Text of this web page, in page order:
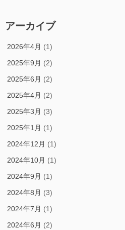
アーカイブ
2026年4月 (1)
2025年9月 (2)
2025年6月 (2)
2025年4月 (2)
2025年3月 (3)
2025年1月 (1)
2024年12月 (1)
2024年10月 (1)
2024年9月 (1)
2024年8月 (3)
2024年7月 (1)
2024年6月 (2)